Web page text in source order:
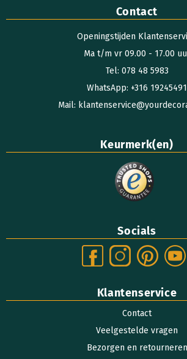
Contact
Openingstijden
Ma t/m vr 09.00 - 17.00
Tel: 078 48 5983
WhatsApp: +316 19245491
Mail:
Keurmerk(en)
Socials
Klantenservice
Contact
Veelgestelde vragen
Bezorgen en retourneren